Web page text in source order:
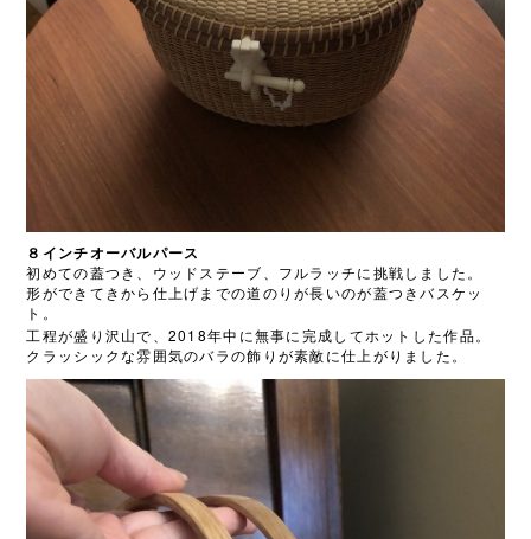
８インチオーバルパース
初めての蓋つき、ウッドステーブ、フルラッチに挑戦しました。
形ができてきから仕上げまでの道のりが長いのが蓋つきバスケッ
ト。
工程が盛り沢山で、 2018年中に無事に完成してホットした作品。
クラッシックな雰囲気のバラの飾りが素敵に仕上がりました。